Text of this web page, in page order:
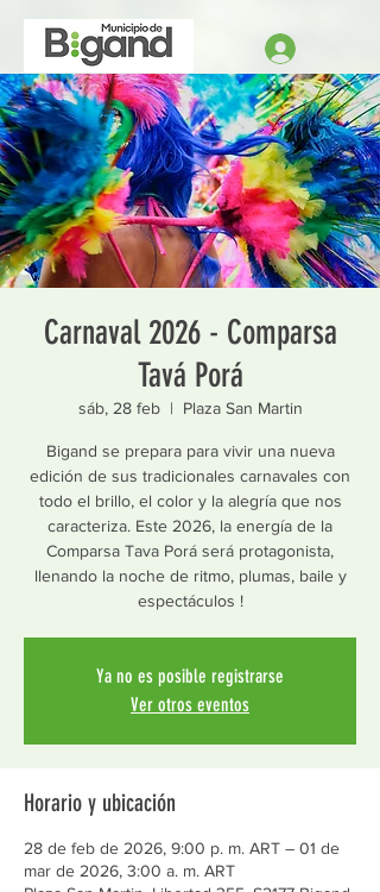
Carnaval 2026 - Comparsa
Tavá Porá
sáb, 28 feb
  |
Plaza San Martin
Bigand se prepara para vivir una nueva
edición de sus tradicionales carnavales con
todo el brillo, el color y la alegría que nos
caracteriza. Este 2026, la energía de la
Comparsa Tava Porá será protagonista,
llenando la noche de ritmo, plumas, baile y
espectáculos !
Ya no es posible registrarse
Ver otros eventos
Horario y ubicación
28 de feb de 2026, 9:00 p. m. ART – 01 de
mar de 2026, 3:00 a. m. ART